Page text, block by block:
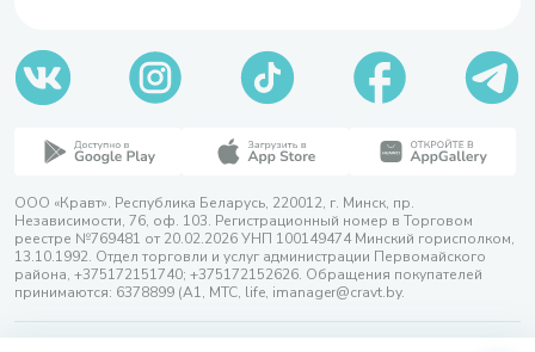
ООО «Кравт». Республика Беларусь, 220012, г. Минск, пр.
Независимости, 76, оф. 103. Регистрационный номер в Торговом
реестре №769481 от 20.02.2026 УНП 100149474 Минский горисполком,
13.10.1992. Отдел торговли и услуг администрации Первомайского
района, +375172151740; +375172152626. Обращения покупателей
принимаются: 6378899 (А1, МТС, life, imanager@cravt.by.